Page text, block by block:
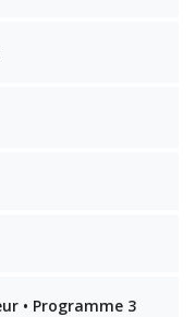
• Programme 3